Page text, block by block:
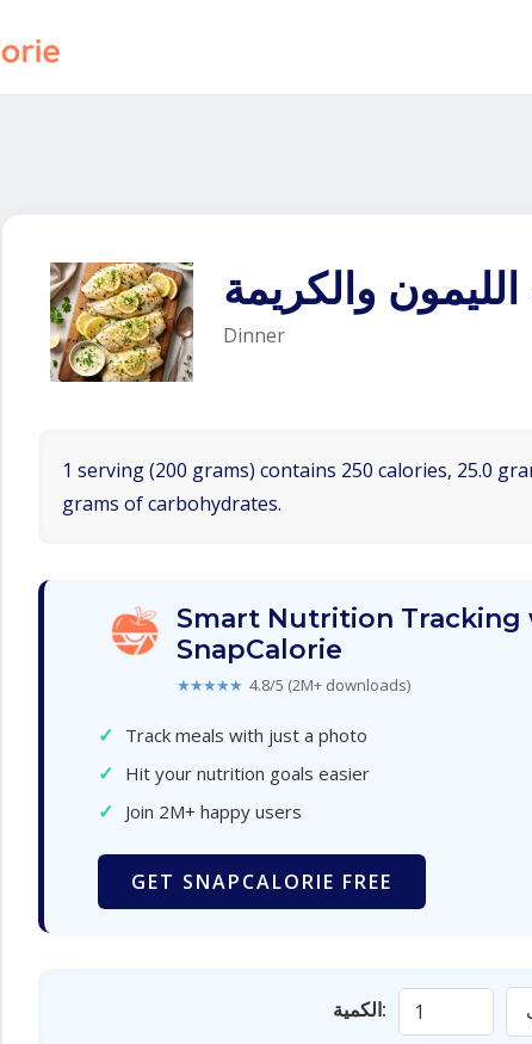
والكريمة
Dinner
1 serving (200 grams) contains 250 calories, 25.0
grams of carbohydrates.
Smart Nutrition Tracking
SnapCalorie
★★★★★ 4.8/5 (2M+ downloads)
✓ Track meals with just a photo
✓ Hit your nutrition goals easier
✓ Join 2M+ happy users
GET SNAPCALORIE FREE
الكمية: